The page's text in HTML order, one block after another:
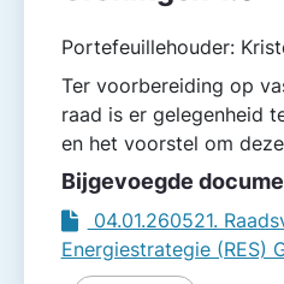
Portefeuillehouder:
Ter voorbereiding op
raad is er gelegenheid
en het voorstel om
Bijgevoegde
04.01.260521.
Energiestrategie (RES)